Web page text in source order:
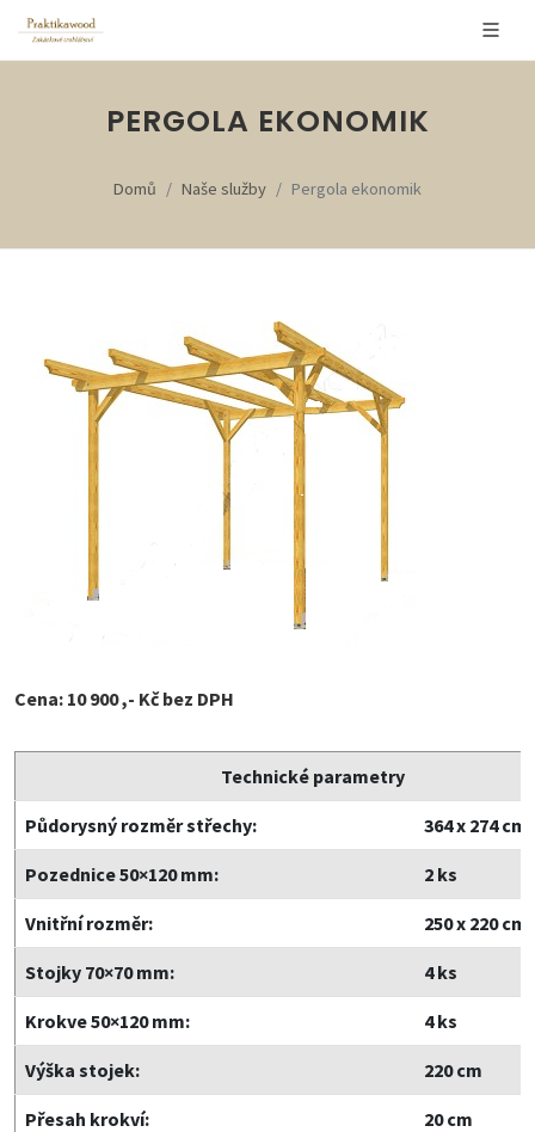
PERGOLA EKONOMIK
Domů Naše služby Pergola ekonomik
Cena: 10 900 ,- Kč bez DPH
Technické parametry
Půdorysný rozměr střechy: 364 x 274 cm
Pozednice 50×120 mm: 2 ks
Vnitřní rozměr: 250 x 220 cm
Stojky 70×70 mm: 4 ks
Krokve 50×120 mm: 4 ks
Výška stojek: 220 cm
Přesah krokví: 20 cm